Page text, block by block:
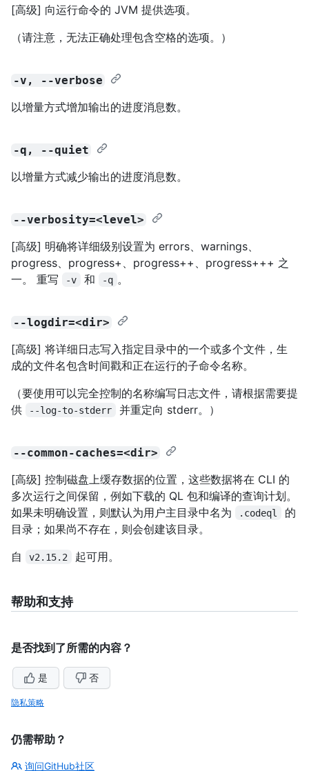
[高级] 向运行命令的 JVM 提供选项。
（请注意，无法正确处理包含空格的选项。）
-v, --verbose
以增量方式增加输出的进度消息数。
-q, --quiet
以增量方式减少输出的进度消息数。
--verbosity=<level>
[高级] 明确将详细级别设置为 errors、warnings、
progress、progress+、progress++、progress+++ 之
一。 重写
-v 和 -q 。
--logdir=<dir>
[高级] 将详细日志写入指定目录中的一个或多个文件，生
成的文件名包含时间戳和正在运行的子命令名称。
（要使用可以完全控制的名称编写日志文件，请根据需要提
供
--log-to-stderr 并重定向 stderr。）
--common-caches=<dir>
[高级] 控制磁盘上缓存数据的位置，这些数据将在 CLI 的
多次运行之间保留，例如下载的 QL 包和编译的查询计划。
如果未明确设置，则默认为用户主目录中名为
.codeql
的
目录；如果尚不存在，则会创建该目录。
自
v2.15.2 起可用。
帮助和支持
是否找到了所需的内容？
是 否
隐私策略
仍需帮助？
询问GitHub社区